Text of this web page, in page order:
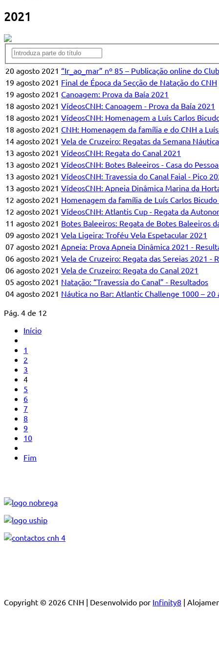
2021
20 agosto 2021 “Ir_ao_mar” nº 85 – Publicação online do
19 agosto 2021 Final de Época da Secção de Natação do CNH
19 agosto 2021 Canoagem: Prova da Baía 2021
18 agosto 2021 VídeosCNH: Canoagem - Prova da Baía 2021
18 agosto 2021 VídeosCNH: Homenagem a Luís Carlos
18 agosto 2021 CNH: Homenagem da família e do CNH a
14 agosto 2021 Vela de Cruzeiro: Regatas da Semana Náutica
13 agosto 2021 VídeosCNH: Regata do Canal 2021
13 agosto 2021 VídeosCNH: Botes Baleeiros - Casa do
13 agosto 2021 VídeosCNH: Travessia do Canal Faial - Pico
13 agosto 2021 VídeosCNH: Apneia Dinâmica Marina da
12 agosto 2021 Homenagem da família de Luís Carlos
12 agosto 2021 VídeosCNH: Atlantis Cup - Regata da
11 agosto 2021 Botes Baleeiros: Regata de Botes Baleeiros
09 agosto 2021 Vela Ligeira: Troféu Vela Espetacular 2021
07 agosto 2021 Apneia: Prova Apneia Dinâmica 2021 -
06 agosto 2021 Vela de Cruzeiro: Regata das Sereias 2021 -
06 agosto 2021 Vela de Cruzeiro: Regata do Canal 2021
05 agosto 2021 Natação: “Travessia do Canal” - Resultados
04 agosto 2021 Náutica no Bar: Atlantic Challenge 1000 – 20
Pág. 4 de 12
Início
1
2
3
4
5
6
7
8
9
10
Fim
Copyright © 2026 CNH | Desenvolvido por Infinity8 |